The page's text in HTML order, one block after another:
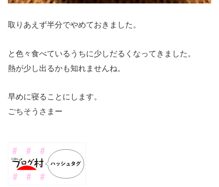
取りあえず半分でやめておきました。
と色々食べているうちに少しだるくなってきました。
熱が少し出るかも知れませんね。
早めに寝ることにします。
ごちそうさまー